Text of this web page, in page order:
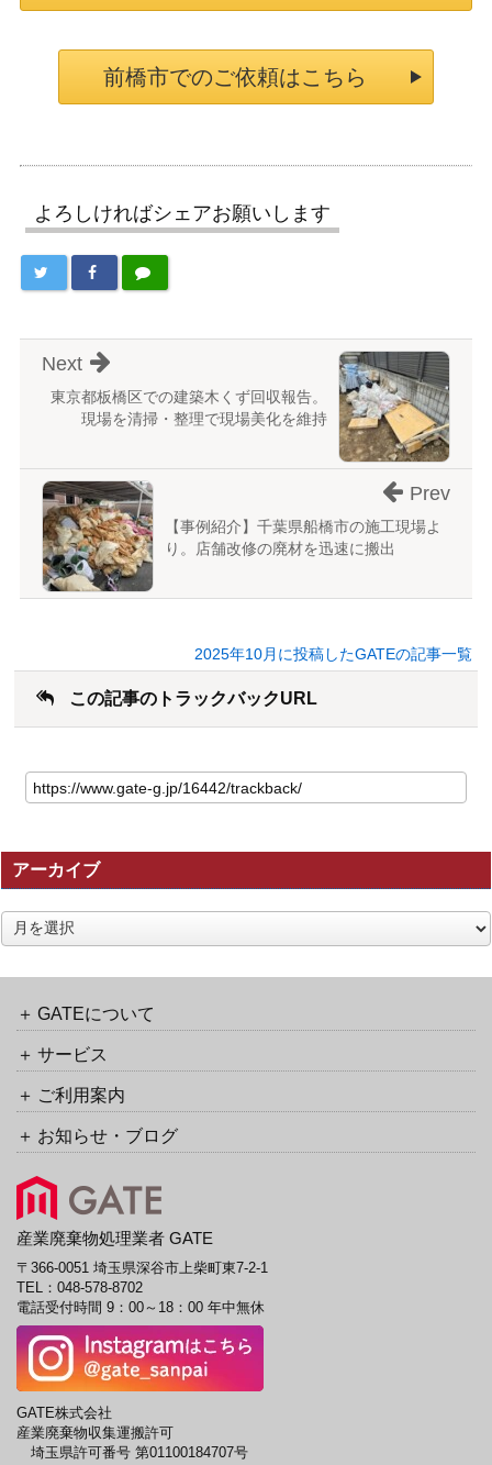
前橋市でのご依頼はこちら
よろしければシェアお願いします
東京都板橋区での建築木くず回収報告。
現場を清掃・整理で現場美化を維持
Next
【事例紹介】千葉県船橋市の施工現場よ
り。店舗改修の廃材を迅速に搬出
Prev
2025年10月に投稿したGATEの記事一覧
この記事のトラックバックURL
の
記
の
ト
ラ
ッ
ク
ッ
URL
アーカイブ
ア
ー
GATEについて
サービス
ご利用案内
お知らせ・ブログ
産業廃棄物処理業者 GATE
〒366-0051 埼玉県深谷市上柴町東7-2-1
TEL： 048-578-8702
電話受付時間 9：00～18：00 年中無休
GATE株式会社
産業廃棄物収集運搬許可
埼玉県許可番号 第01100184707号